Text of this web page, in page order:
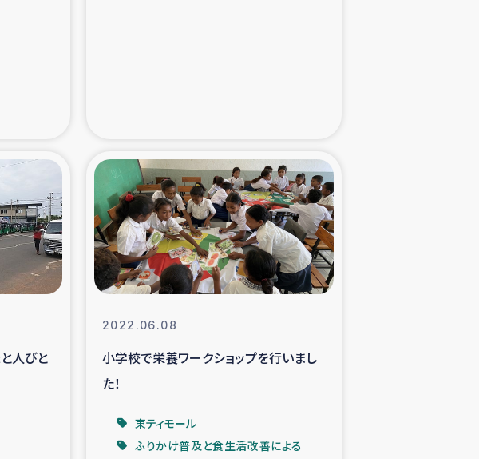
復興応援隊の活動
漁業復興支援
経済自立支援事業
ザ空爆被災者への食料支援と農家生産支援
ガザ地区酪農を通した女性グループの生計支援
フェアトレード事業
人びと
2022.06.08
小学校で栄養ワークショップを行いまし
た！
東ティモール
ふりかけ普及と食生活改善による